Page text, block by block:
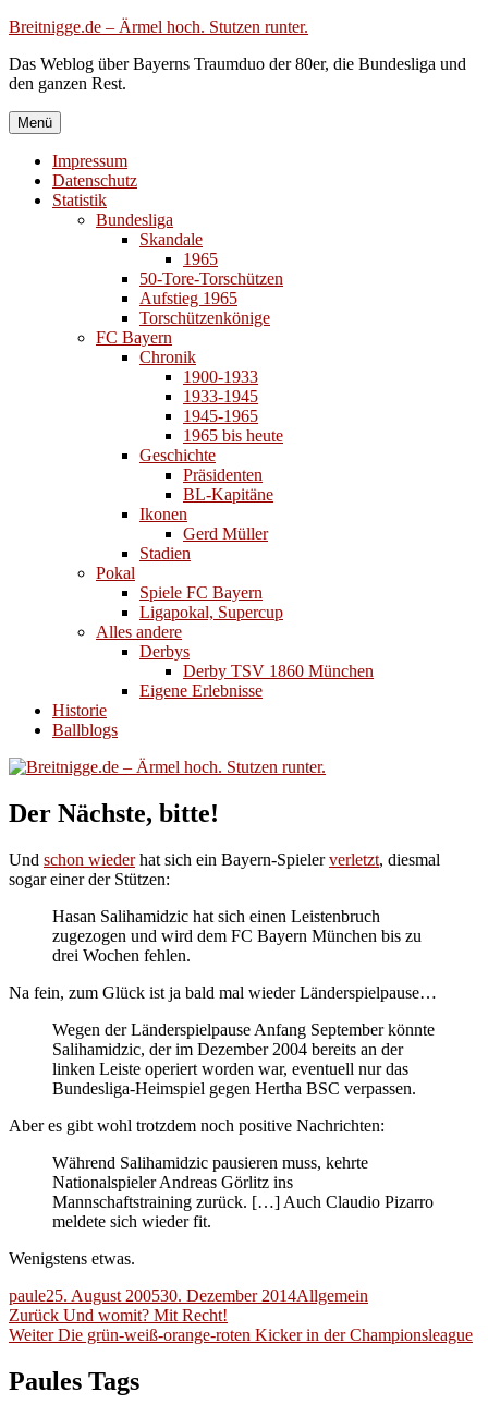
Zum
springen
Breitnigge.de – Ärmel hoch. Stutzen runter.
Das Weblog über Bayerns Traumduo der 80er, die Bundesliga und
den ganzen Rest.
Menü
Impressum
Datenschutz
Statistik
Bundesliga
Skandale
1965
50-Tore-Torschützen
Aufstieg 1965
Torschützenkönige
FC Bayern
Chronik
1900-1933
1933-1945
1945-1965
1965 bis heute
Geschichte
Präsidenten
BL-Kapitäne
Ikonen
Gerd Müller
Stadien
Pokal
Spiele FC Bayern
Ligapokal, Supercup
Alles andere
Derbys
Derby TSV 1860 München
Eigene Erlebnisse
Historie
Ballblogs
Der Nächste, bitte!
Und schon wiederhat sich ein Bayern-Spielerverletzt, diesmal
sogar einer der Stützen:
Hasan Salihamidzic hat sich einen Leistenbruch
zugezogen und wird dem FC Bayern München bis zu
drei Wochen fehlen.
Na fein, zum Glück ist ja bald mal wieder Länderspielpause…
Wegen der Länderspielpause Anfang September könnte
Salihamidzic, der im Dezember 2004 bereits an der
linken Leiste operiert worden war, eventuell nur das
Bundesliga-Heimspiel gegen Hertha BSC verpassen.
Aber es gibt wohl trotzdem noch positive Nachrichten:
Während Salihamidzic pausieren muss, kehrte
Nationalspieler Andreas Görlitz ins
Mannschaftstraining zurück. […] Auch Claudio Pizarro
meldete sich wieder fit.
Wenigstens etwas.
Autor
pauleVeröffentlicht
am
25. August 200530. Dezember 2014Kategorien
Allgemein
Beitragsnavigation
Zurück Vorheriger
Beitrag:
Und womit? Mit Recht!
Weiter Nächster
Die grün-weiß-orange-roten Kicker in der Championsleague
Paules Tags